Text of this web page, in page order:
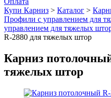
Купи Карниз > Каталог >
Профили с управлением для
управлением для тяжелых
R-2880 для тяжелых штор
Карниз
тяжелых штор